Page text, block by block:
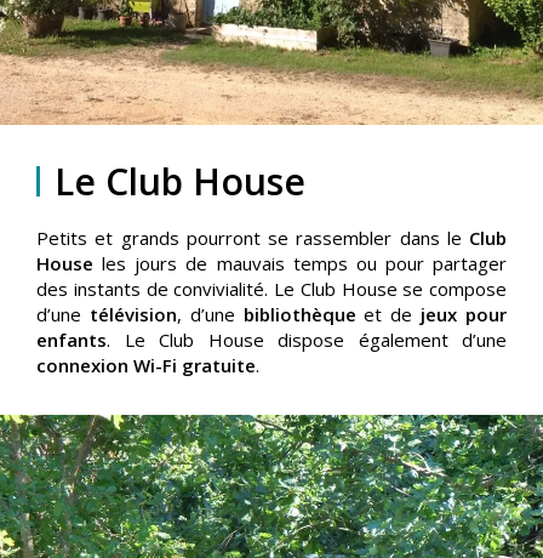
Le Club House
Petits et grands pourront se rassembler dans le Club
House les jours de mauvais temps ou pour partager
des instants de convivialité. Le Club House se compose
d’une télévision, d’une bibliothèqueet de jeux pour
enfants. Le Club House dispose également d’une
connexion Wi-Fi gratuite.